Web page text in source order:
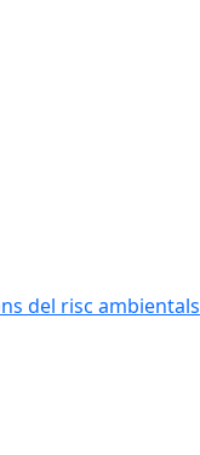
del risc ambientals